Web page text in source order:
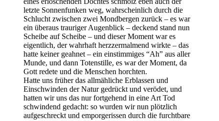
letzte Sonnenfunken weg, wahrscheinlich durch die
Schlucht zwischen zwei Mondbergen zurück – es war
ein überaus trauriger Augenblick – deckend stand nun
Scheibe auf Scheibe – und dieser Moment war es
eigentlich, der wahrhaft herzzermalmend wirkte – das
hatte keiner geahnet – ein einstimmiges “Ah” aus aller
Munde, und dann Totenstille, es war der Moment, da
Gott redete und die Menschen horchten.
Hatte uns früher das allmähliche Erblassen und
Einschwinden der Natur gedrückt und verödet, und
hatten wir uns das nur fortgehend in eine Art Tod
schwindend gedacht: so wurden wir nun plötzlich
aufgeschreckt und emporgerissen durch die furchtbare